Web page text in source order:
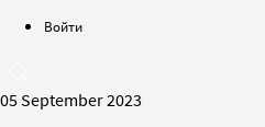
Войти
05 September 2023